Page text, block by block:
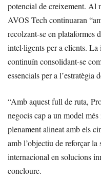
potencial de creixement. Al
AVOS Tech continuaran
recolzant-se en plataformes
intel·ligents per a clients.
continuïn consolidant-se
essencials per a
“Amb aquest full de ruta,
negocis cap a un model
plenament alineat amb els
amb l’objectiu de reforçar
internacional en solucions
concloure.